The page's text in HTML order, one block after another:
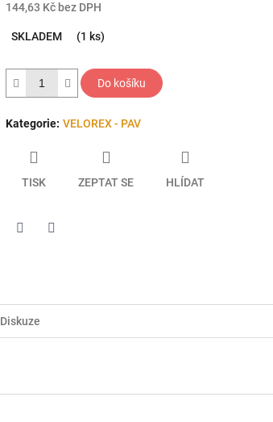
0,0
144,63 Kč bez DPH
cena:
SKLADEM (1 ks)
Do košíku
Kategorie: VELOREX - PAV
TISK ZEPTAT SE HLÍDAT
Diskuze